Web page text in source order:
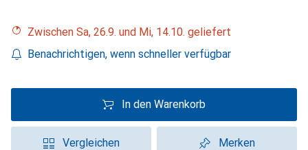
Zwischen Sa, 26.9. und Mi, 14.10. geliefert
Benachrichtigen, wenn schneller verfügbar
In den Warenkorb
Vergleichen Merken